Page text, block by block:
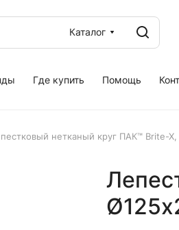
Каталог
Где купить Помощь
нетканый круг ПАК™ Brite-